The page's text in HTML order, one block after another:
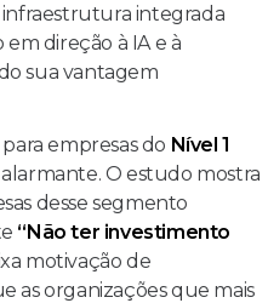
integrada
direção à IA e à
sua vantagem
empresas do Nível 1
O estudo mostra
desse segmento
“Não ter investimento
motivação de
as organizações que mais